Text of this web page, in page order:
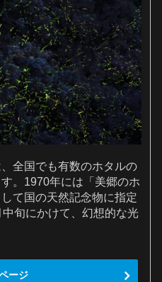
全国でも有数のホタルの
。1970年には「美郷のホ
て国の天然記念物に指定
旬にかけて、幻想的な光
ージ